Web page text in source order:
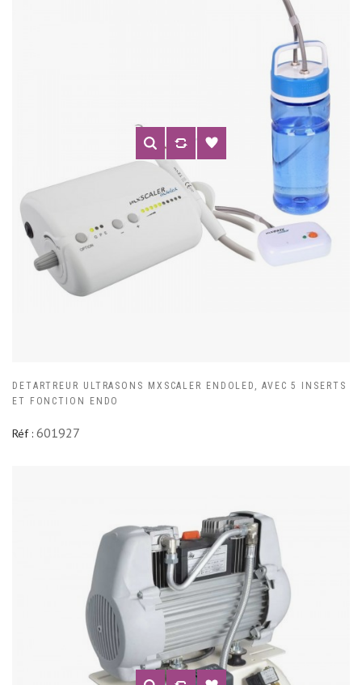
DETARTREUR ULTRASONS MXSCALER ENDOLED, AVEC 5 INSERTS
ET FONCTION ENDO
Réf : 601927